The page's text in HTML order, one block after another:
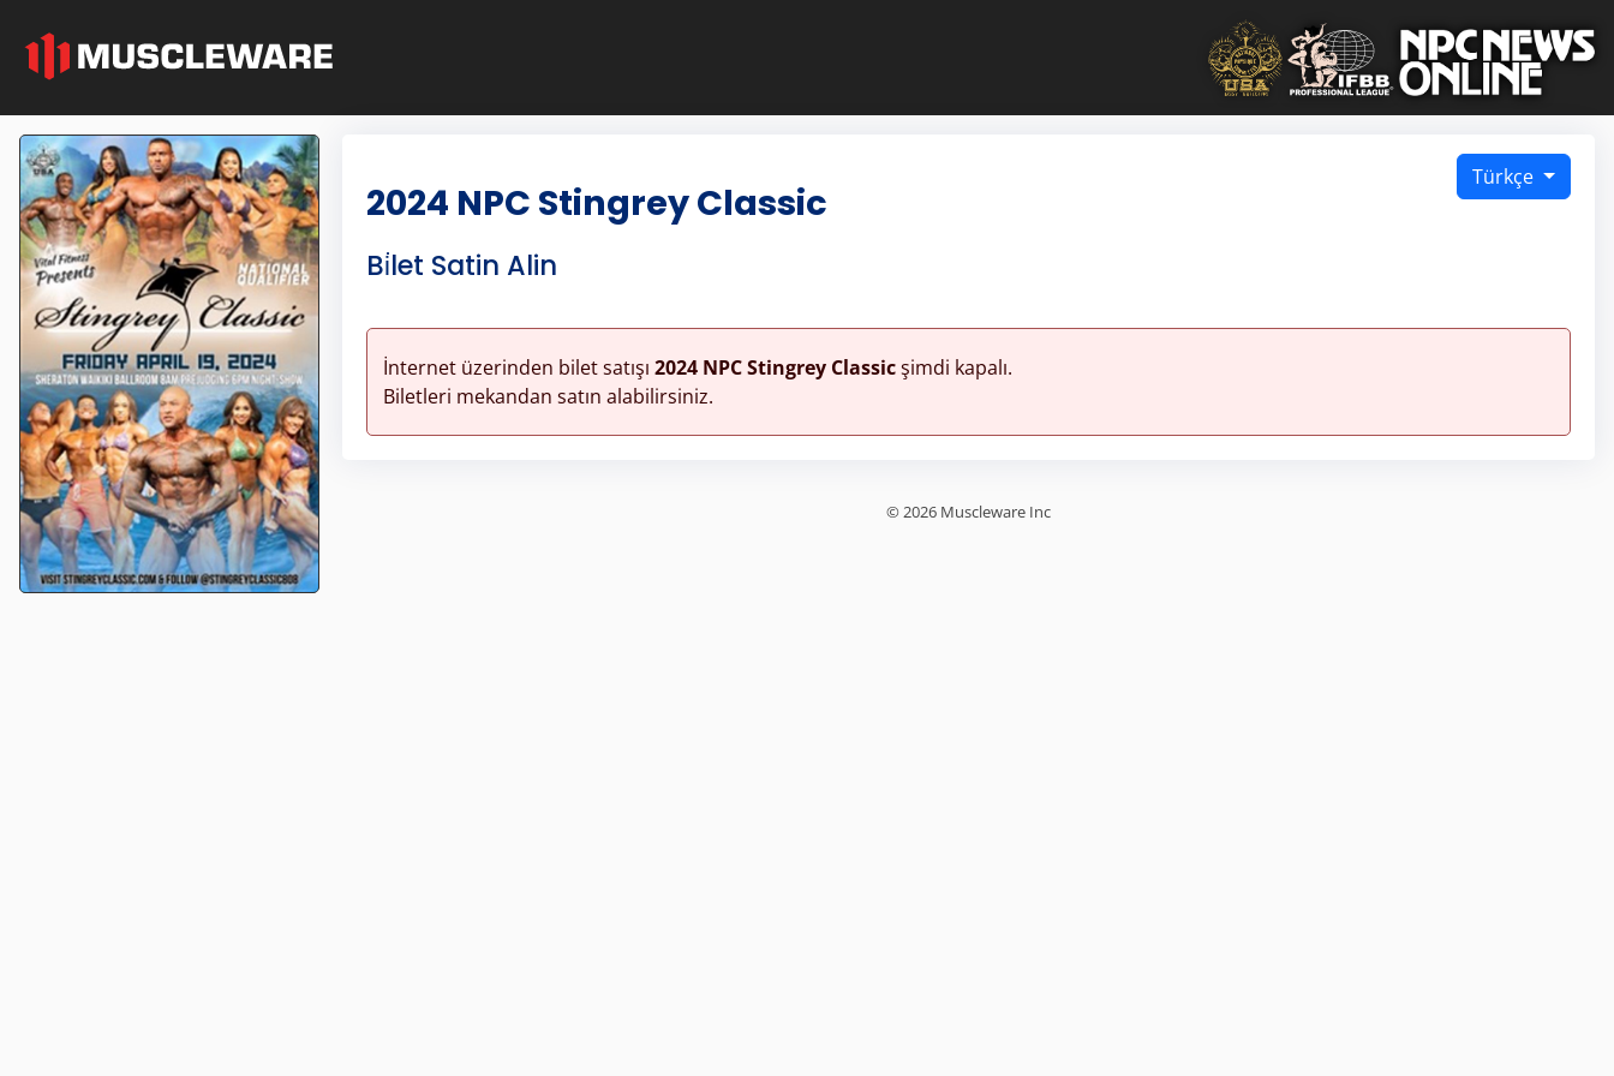
Türkçe
2024 NPC Stingrey Classic
Bi̇let Satin Alin
İnternet üzerinden bilet satışı 2024 NPC Stingrey Classicşimdi kapalı.
Biletleri mekandan satın alabilirsiniz.
© 2026 Muscleware Inc